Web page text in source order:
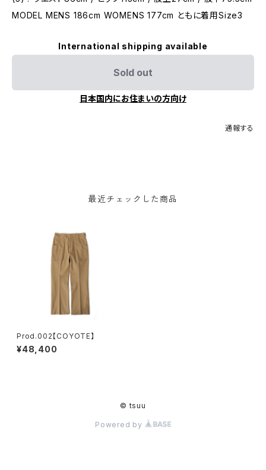
MODEL MENS 186cm WOMENS 177cm ともに着用Size3
International shipping available
Sold out
日本国内にお住まいの方向け
通報する
最近チェックした商品
Prod.002【COYOTE】
¥48,400
© tsuu
Powered by